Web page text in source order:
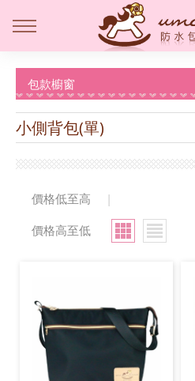
包款櫥窗
小側背包(單)
價格低至高
|
價格高至低